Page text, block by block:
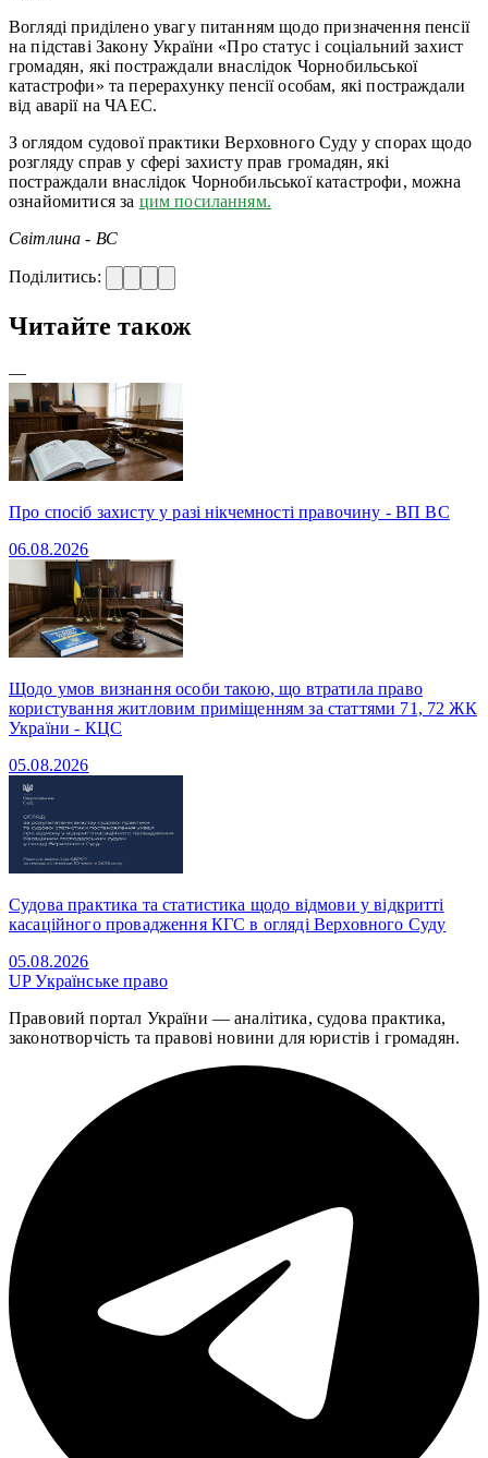
Вогляді приділено увагу питанням щодо призначення пенсії
на підставі Закону України «Про статус і соціальний захист
громадян, які постраждали внаслідок Чорнобильської
катастрофи» та перерахунку пенсії особам, які постраждали
від аварії на ЧАЕС.
З оглядом судової практики Верховного Суду у спорах щодо
розгляду справ у сфері захисту прав громадян, які
постраждали внаслідок Чорнобильської катастрофи, можна
ознайомитися за цим посиланням.
Світлина - ВС
Поділитись:
Читайте також
—
Про спосіб захисту у разі нікчемності правочину - ВП ВС
06.08.2026
Щодо умов визнання особи такою, що втратила право
користування житловим приміщенням за статтями 71, 72 ЖК
України - КЦС
05.08.2026
Судова практика та статистика щодо відмови у відкритті
касаційного провадження КГС в огляді Верховного Суду
05.08.2026
UPУкраїнське право
Правовий портал України — аналітика, судова практика,
законотворчість та правові новини для юристів і громадян.